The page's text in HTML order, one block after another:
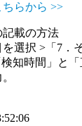
らから >>
記載の方法
選択 >「7．
知時間」と